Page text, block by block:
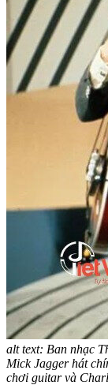
alt text: Ban nhạc
Mick Jagger hát
chơi guitar và